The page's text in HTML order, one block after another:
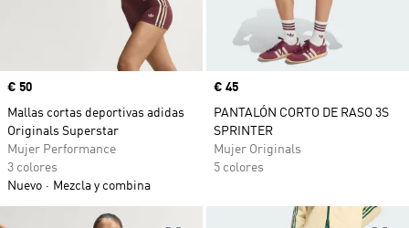
Precio
€ 50
Mallas cortas deportivas adidas
Originals Superstar
Mujer Performance
3 colores
Nuevo
Mezcla y combina
Precio
€ 45
PANTALÓN CORTO DE RASO 3S
SPRINTER
Mujer Originals
5 colores